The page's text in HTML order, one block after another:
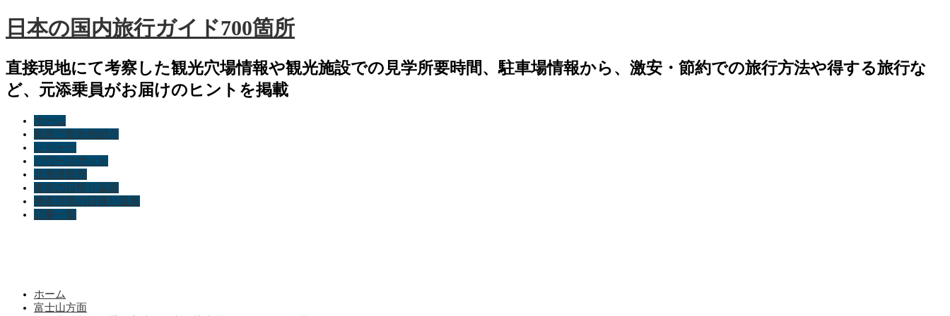
日本の国内旅行ガイド700箇所
直接現地にて考察した観光穴場情報や観光施設での見学所要時間、駐車場情報から、激安・節約での旅行方法や得する旅行な
ど、元添乗員がお届けのヒントを掲載
ホーム
動画で観光地紹介
レジャー
パワースポット
北海道観光
東京の日帰り温泉
神奈川県の日帰り温泉
記事一覧
ホーム
富士山方面